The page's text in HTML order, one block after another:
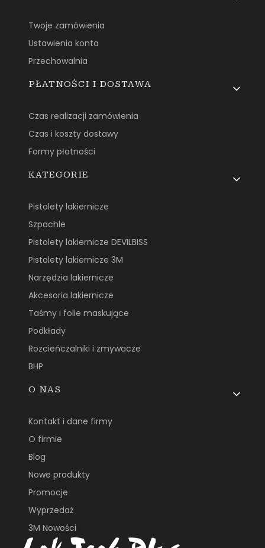
Twoje zamówienia
Ustawienia konta
Przechowalnia
PŁATNOŚCI I DOSTAWA
Czas realizacji zamówienia
Czas i koszty dostawy
Formy płatności
KATEGORIE
Pistolety lakiernicze
Szpachle
Pistolety lakiernicze DEVILBISS
Pistolety lakiernicze 3M
Narzędzia lakiernicze
Akcesoria lakiernicze
Taśmy i folie maskujące
Podkłady
Rozcieńczalniki i zmywacze
BHP
O NAS
Kontakt i dane firmy
O firmie
Blog
Nowe produkty
Promocje
Wyprzedaż
3M Nowości